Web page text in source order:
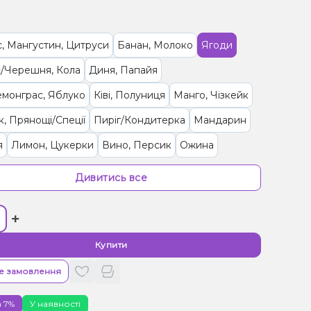
Мангустин, Цитруси Банан, Молоко
Ягоди
Черешня, Кола
Диня, Папайя
Яблуко
Ківі, Полуниця
Манго, Чізкейк
Прянощі/Спеції
Пиріг/Кондитерка
Мандарин
Лимон, Цукерки Вино, Персик
Ожина
Гуава, Ківі, Маракуя
Лайм, Лимонад, Кокос
Кондитерка
Полуниця, Лічі, Малина
Цитруси
Ананас, Кокос, Ром
Лікер
Барбарис, Цукерки
Дивитись все
+
Купити
замовлення
У наявності